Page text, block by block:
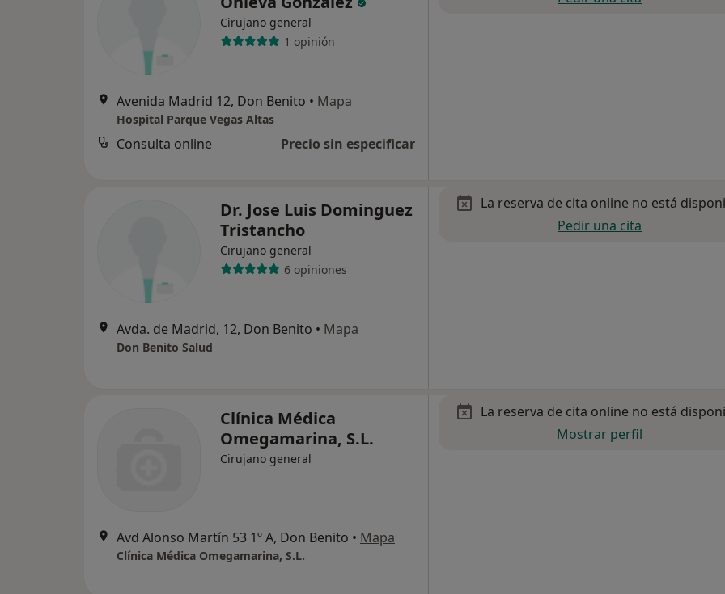
Cirujano general
1 opinión
Avenida Madrid 12, Don Benito • Mapa
Hospital Parque Vegas Altas
Consulta online Precio sin especificar
Dr. Jose Luis Dominguez
Tristancho
Cirujano general
6 opiniones
Avda. de Madrid, 12, Don Benito • Mapa
Don Benito Salud
La reserva de cita online no está
Pedir una cita
Clínica Médica
Omegamarina, S.L.
Cirujano general
Avd Alonso Martín 53 1º A, Don Benito • Mapa
Clínica Médica Omegamarina, S.L.
La reserva de cita online no está
Mostrar perfil